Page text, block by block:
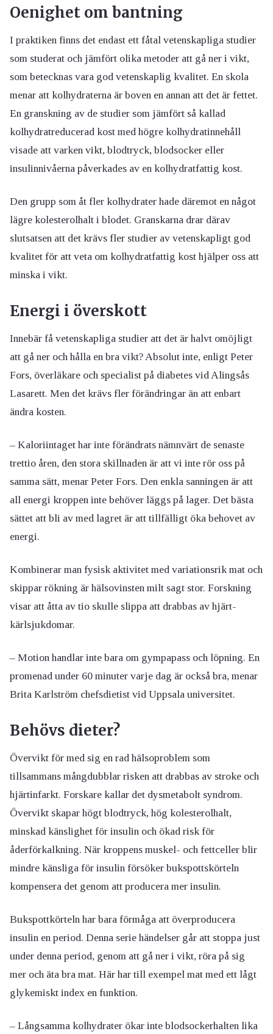
Oenighet om bantning
I praktiken finns det endast ett fåtal vetenskapliga studier
som studerat och jämfört olika metoder att gå ner i vikt,
som betecknas vara god vetenskaplig kvalitet. En skola
menar att kolhydraterna är boven en annan att det är fettet.
En granskning av de studier som jämfört så kallad
kolhydratreducerad kost med högre kolhydratinnehåll
visade att varken vikt, blodtryck, blodsocker eller
insulinnivåerna påverkades av en kolhydratfattig kost.
Den grupp som åt fler kolhydrater hade däremot en något
lägre kolesterolhalt i blodet. Granskarna drar därav
slutsatsen att det krävs fler studier av vetenskapligt god
kvalitet för att veta om kolhydratfattig kost hjälper oss att
minska i vikt.
Energi i överskott
Innebär få vetenskapliga studier att det är halvt omöjligt
att gå ner och hålla en bra vikt? Absolut inte, enligt Peter
Fors, överläkare och specialist på diabetes vid Alingsås
Lasarett. Men det krävs fler förändringar än att enbart
ändra kosten.
– Kaloriintaget har inte förändrats nämnvärt de senaste
trettio åren, den stora skillnaden är att vi inte rör oss på
samma sätt, menar Peter Fors. Den enkla sanningen är att
all energi kroppen inte behöver läggs på lager. Det bästa
sättet att bli av med lagret är att tillfälligt öka behovet av
energi.
Kombinerar man fysisk aktivitet med variationsrik mat och
skippar rökning är hälsovinsten milt sagt stor. Forskning
visar att åtta av tio skulle slippa att drabbas av hjärt-
kärlsjukdomar.
– Motion handlar inte bara om gympapass och löpning. En
promenad under 60 minuter varje dag är också bra, menar
Brita Karlström chefsdietist vid Uppsala universitet.
Behövs dieter?
Övervikt för med sig en rad hälsoproblem som
tillsammans mångdubblar risken att drabbas av stroke och
hjärtinfarkt. Forskare kallar det dysmetabolt syndrom.
Övervikt skapar högt blodtryck, hög kolesterolhalt,
minskad känslighet för insulin och ökad risk för
åderförkalkning. När kroppens muskel- och fettceller blir
mindre känsliga för insulin försöker bukspottskörteln
kompensera det genom att producera mer insulin.
Bukspottkörteln har bara förmåga att överproducera
insulin en period. Denna serie händelser går att stoppa just
under denna period, genom att gå ner i vikt, röra på sig
mer och äta bra mat. Här har till exempel mat med ett lågt
glykemiskt index en funktion.
– Långsamma kolhydrater ökar inte blodsockerhalten lika